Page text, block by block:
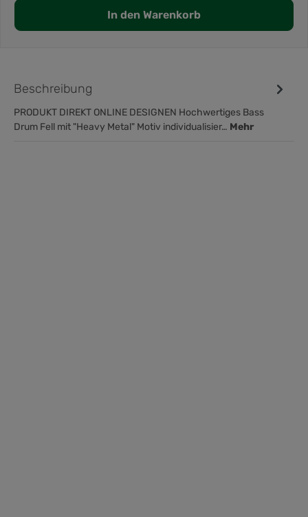
In den Warenkorb
Beschreibung
PRODUKT DIREKT ONLINE DESIGNEN Hochwertiges Bass
Drum Fell mit "Heavy Metal" Motiv individualisier… Mehr